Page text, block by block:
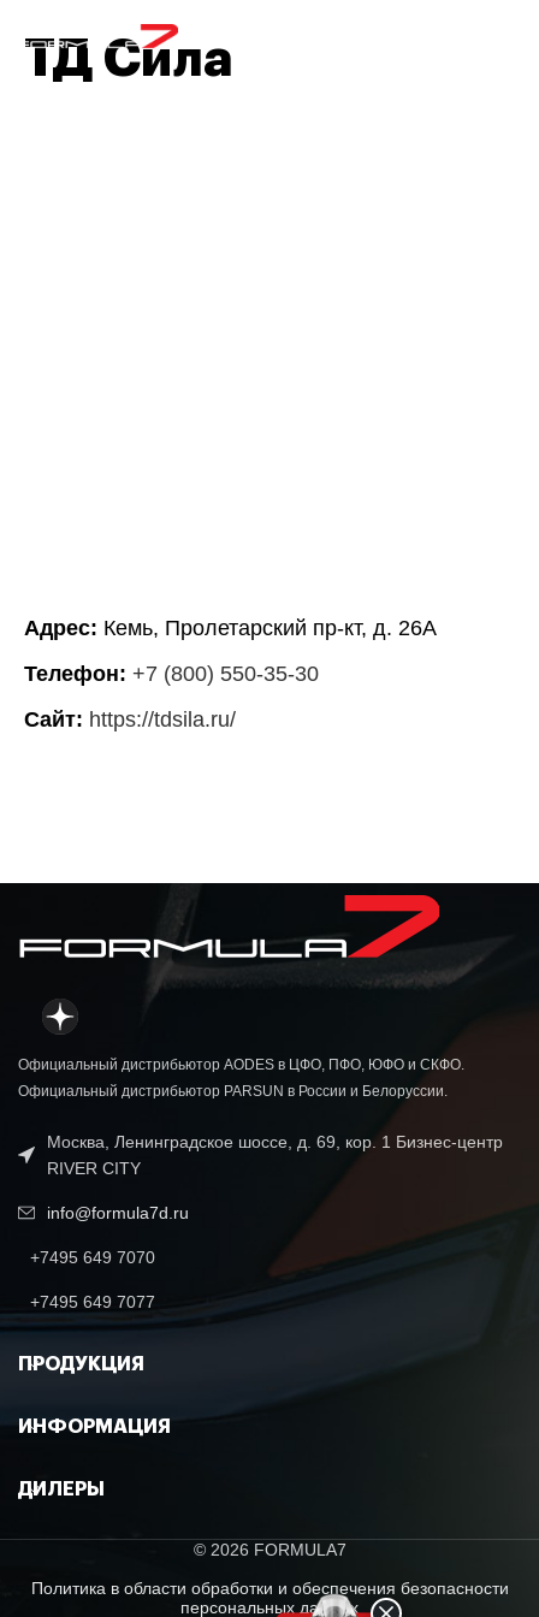
ТД Сила
Адрес: Кемь, Пролетарский пр-кт, д. 26А
Телефон: +7 (800) 550-35-30
Сайт: https://tdsila.ru/
Официальный дистрибьютор AODES в ЦФО, ПФО, ЮФО и СКФО.
Официальный дистрибьютор PARSUN в России и Белоруссии.
Москва, Ленинградское шоссе, д. 69, кор. 1 Бизнес-центр
RIVER CITY
info@formula7d.ru
+7495 649 7070
+7495 649 7077
ПРОДУКЦИЯ
ИНФОРМАЦИЯ
ДИЛЕРЫ
© 2026 FORMULA7
Политика в области обработки и обеспечения безопасности
персональных данных